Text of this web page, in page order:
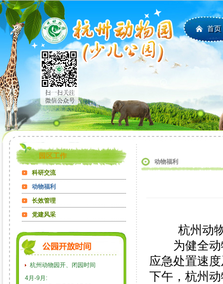
首页
园区工作
科研交流
动物福利
长效管理
党建风采
杭州动物园开、闭园时间
4月-9月:
动物福利
杭州动
为健全动物
应急处置速
下午，杭州